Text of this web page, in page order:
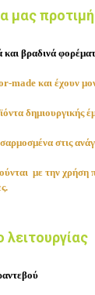
μας
και βραδινά
made και έχουν
δημιουργικής
στις
με την χρήση
λειτουργίας